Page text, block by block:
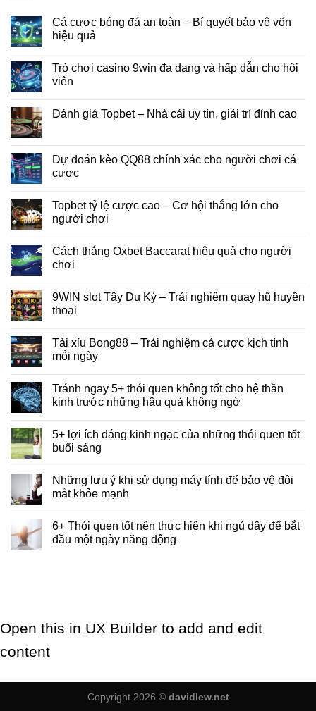
Cá cược bóng đá an toàn – Bí quyết bảo vệ vốn
hiệu quả
Trò chơi casino 9win đa dạng và hấp dẫn cho hội
viên
Đánh giá Topbet – Nhà cái uy tín, giải trí đỉnh cao
Dự đoán kèo QQ88 chính xác cho người chơi cá
cược
Topbet tỷ lệ cược cao – Cơ hội thắng lớn cho
người chơi
Cách thắng Oxbet Baccarat hiệu quả cho người
chơi
9WIN slot Tây Du Ký – Trải nghiệm quay hũ huyền
thoại
Tài xỉu Bong88 – Trải nghiệm cá cược kịch tính
mỗi ngày
Tránh ngay 5+ thói quen không tốt cho hệ thần
kinh trước những hậu quả không ngờ
5+ lợi ích đáng kinh ngạc của những thói quen tốt
buổi sáng
Những lưu ý khi sử dụng máy tính để bảo vệ đôi
mắt khỏe mạnh
6+ Thói quen tốt nên thực hiện khi ngủ dậy để bắt
đầu một ngày năng động
Open this in UX Builder to add and edit
content
Copyright 2026 © davidlew.net